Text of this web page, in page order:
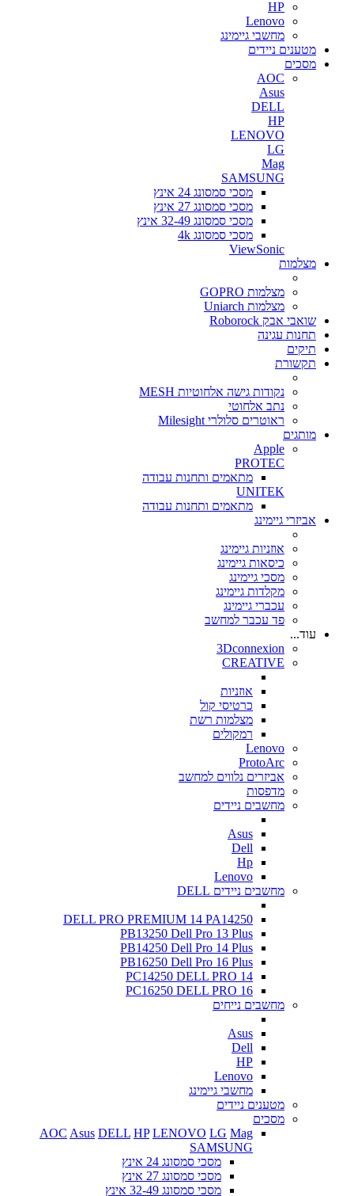
HP
Lenovo
מחשבי גיימינג
מטענים ניידים
מסכים
AOC
Asus
DELL
HP
LENOVO
LG
Mag
SAMSUNG
מסכי סמסונג 24 אינץ
מסכי סמסונג 27 אינץ
מסכי סמסונג 32-49 אינץ
מסכי סמסונג 4k
ViewSonic
מצלמות
מצלמות GOPRO
מצלמות Uniarch
שואבי אבק Roborock
תחנות עגינה
תיקים
תקשורת
נקודות גישה אלחוטיות MESH
נתב אלחוטי
ראוטרים סלולרי Milesight
מותגים
Apple
PROTEC
מתאמים ותחנות עבודה
UNITEK
מתאמים ותחנות עבודה
אביזרי גיימינג
אוזניות גיימינג
כיסאות גיימינג
מסכי גיימינג
מקלדות גיימינג
עכברי גיימינג
פד עכבר למחשב
עוד...
3Dconnexion
CREATIVE
אוזניות
כרטיסי קול
מצלמות רשת
רמקולים
Lenovo
ProtoArc
אביזרים נלווים למחשב
מדפסות
מחשבים ניידים
Asus
Dell
Hp
Lenovo
מחשבים ניידים DELL
DELL PRO PREMIUM 14 PA14250
PB13250 Dell Pro 13 Plus
PB14250 Dell Pro 14 Plus
PB16250 Dell Pro 16 Plus
PC14250 DELL PRO 14
PC16250 DELL PRO 16
מחשבים נייחים
Asus
Dell
HP
Lenovo
מחשבי גיימינג
מטענים ניידים
מסכים
AOC Asus DELL HP LENOVO LG Mag
SAMSUNG
מסכי סמסונג 24 אינץ
מסכי סמסונג 27 אינץ
מסכי סמסונג 32-49 אינץ